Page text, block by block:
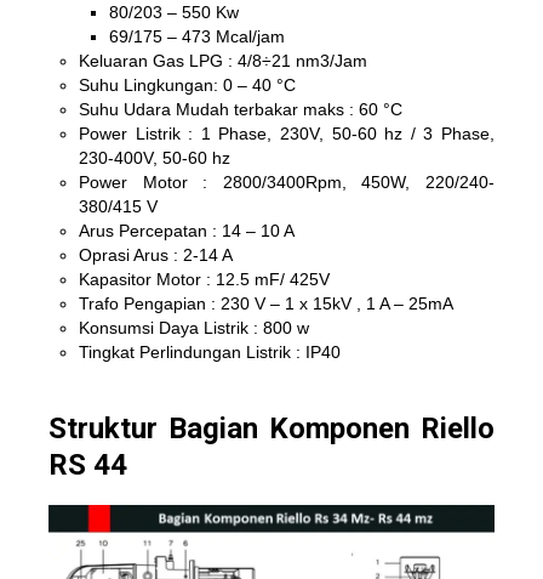
80/203 – 550 Kw
69/175 – 473 Mcal/jam
Keluaran Gas LPG : 4/8÷21 nm3/Jam
Suhu Lingkungan: 0 – 40 °C
Suhu Udara Mudah terbakar maks : 60 °C
Power Listrik : 1 Phase, 230V, 50-60 hz / 3 Phase,
230-400V, 50-60 hz
Power Motor : 2800/3400Rpm, 450W, 220/240-
380/415 V
Arus Percepatan : 14 – 10 A
Oprasi Arus : 2-14 A
Kapasitor Motor : 12.5 mF/ 425V
Trafo Pengapian : 230 V – 1 x 15kV , 1 A – 25mA
Konsumsi Daya Listrik : 800 w
Tingkat Perlindungan Listrik : IP40
Struktur Bagian Komponen Riello
RS 44